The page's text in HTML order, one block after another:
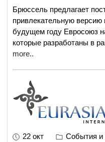
Брюссель предлагает
привлекательную версию
будущем году Евросоюз
которые разработаны в
more..
22 окт События и